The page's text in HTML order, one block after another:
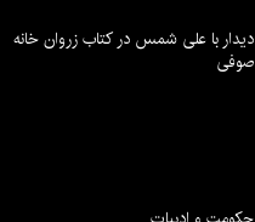
دیدار با علی شمس در کتاب زروان خانه
صوفی